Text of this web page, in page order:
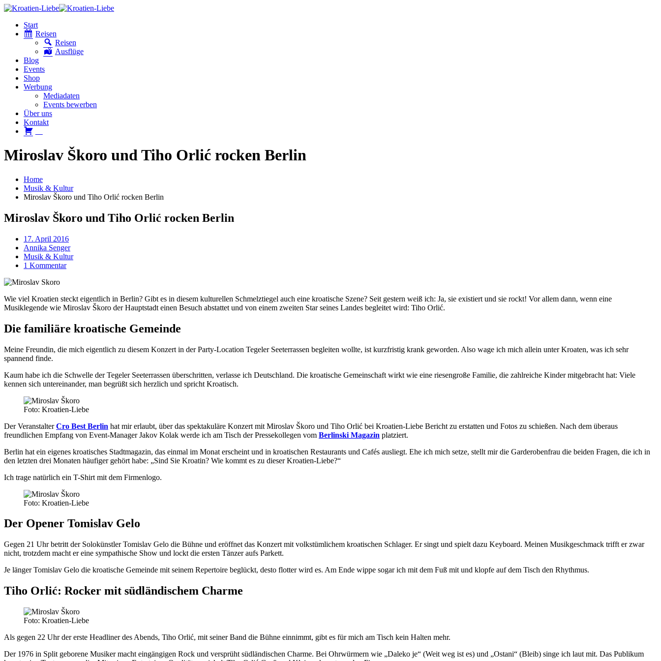
Start
Reisen
Reisen
Ausflüge
Blog
Events
Shop
Werbung
Mediadaten
Events bewerben
Über uns
Kontakt
Miroslav Škoro und Tiho Orlić rocken Berlin
Home
Musik & Kultur
Miroslav Škoro und Tiho Orlić rocken Berlin
Miroslav Škoro und Tiho Orlić rocken Berlin
17. April 2016
Annika Senger
Musik & Kultur
1 Kommentar
Wie viel Kroatien steckt eigentlich in Berlin? Gibt es in diesem kulturellen Schmelztiegel auch eine kroatische Szene? Seit gestern weiß ich: Ja, sie existiert und sie rockt! Vor allem dann, wenn eine
Musiklegende wie Miroslav Škoro der Hauptstadt einen Besuch abstattet und von einem zweiten Star seines Landes begleitet wird: Tiho Orlić.
Die familiäre kroatische Gemeinde
Meine Freundin, die mich eigentlich zu diesem Konzert in der Party-Location Tegeler Seeterrassen begleiten wollte, ist kurzfristig krank geworden. Also wage ich mich allein unter Kroaten, was ich sehr
spannend finde.
Kaum habe ich die Schwelle der Tegeler Seeterrassen überschritten, verlasse ich Deutschland. Die kroatische Gemeinschaft wirkt wie eine riesengroße Familie, die zahlreiche Kinder mitgebracht hat: Viele
kennen sich untereinander, man begrüßt sich herzlich und spricht Kroatisch.
Foto: Kroatien-Liebe
Der VeranstalterCro Best Berlin hat mir erlaubt, über das spektakuläre Konzert mit Miroslav Škoro und Tiho Orlić bei Kroatien-Liebe Bericht zu erstatten und Fotos zu schießen. Nach dem überaus
freundlichen Empfang von Event-Manager Jakov Kolak werde ich am Tisch der Pressekollegen vom Berlinski Magazin platziert.
Berlin hat ein eigenes kroatisches Stadtmagazin, das einmal im Monat erscheint und in kroatischen Restaurants und Cafés ausliegt. Ehe ich mich setze, stellt mir die Garderobenfrau die beiden Fragen, die ich in
den letzten drei Monaten häufiger gehört habe: „Sind Sie Kroatin? Wie kommt es zu dieser Kroatien-Liebe?“
Ich trage natürlich ein T-Shirt mit dem Firmenlogo.
Foto: Kroatien-Liebe
Der Opener Tomislav Gelo
Gegen 21 Uhr betritt der Solokünstler Tomislav Gelo die Bühne und eröffnet das Konzert mit volkstümlichem kroatischen Schlager. Er singt und spielt dazu Keyboard. Meinen Musikgeschmack trifft er zwar
nicht, trotzdem macht er eine sympathische Show und lockt die ersten Tänzer aufs Parkett.
Je länger Tomislav Gelo die kroatische Gemeinde mit seinem Repertoire beglückt, desto flotter wird es. Am Ende wippe sogar ich mit dem Fuß mit und klopfe auf dem Tisch den Rhythmus.
Tiho Orlić: Rocker mit südländischem Charme
Foto: Kroatien-Liebe
Als gegen 22 Uhr der erste Headliner des Abends, Tiho Orlić, mit seiner Band die Bühne einnimmt, gibt es für mich am Tisch kein Halten mehr.
Der 1976 in Split geborene Musiker macht eingängigen Rock und versprüht südländischen Charme. Bei Ohrwürmern wie „Daleko je“ (Weit weg ist es) und „Ostani“ (Bleib) singe ich laut mit. Das Publikum